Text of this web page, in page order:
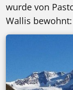
wurde von
Wallis